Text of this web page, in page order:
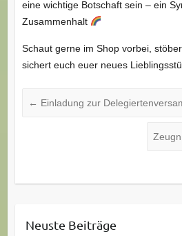
eine wichtige Botschaft sein – ein
Zusammenhalt
Schaut gerne im Shop vorbei,
sichert euch euer neues
← Einladung zur
Neuste Beiträge